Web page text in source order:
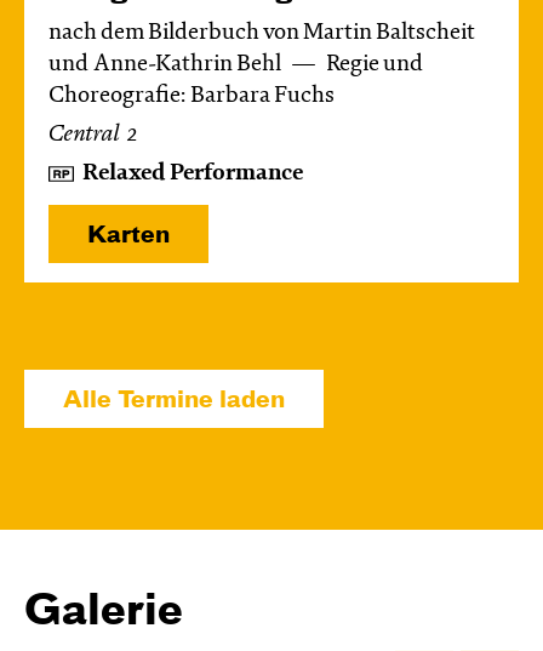
nach dem Bilderbuch von Martin Baltscheit
und Anne-Kathrin Behl
Regie und
Choreografie: Barbara Fuchs
Central 2
Relaxed Performance
Karten
JUNGES SCHAUSPIEL
Bin gleich fertig!
Choreografie: Barbara Fuchs
Relaxed Performance
Alle Termine laden
Galerie